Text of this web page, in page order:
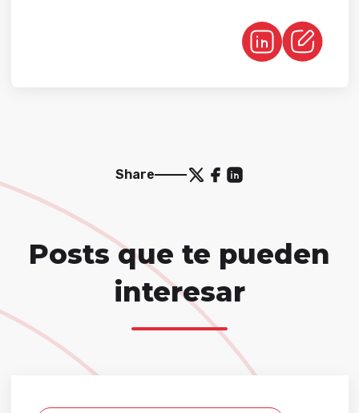
Share
Posts que te pueden
interesar